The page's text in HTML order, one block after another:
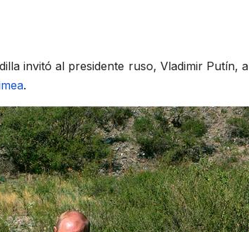
invitó al presidente ruso, Vladimir Putín,
.